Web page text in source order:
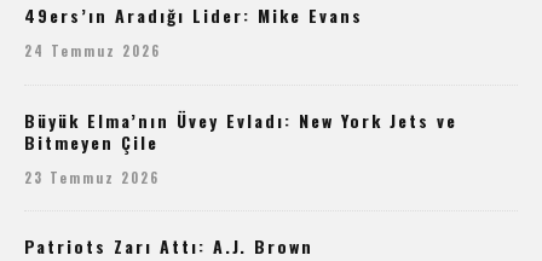
49ers’ın Aradığı Lider: Mike Evans
24 Temmuz 2026
Büyük Elma’nın Üvey Evladı: New York Jets ve
Bitmeyen Çile
23 Temmuz 2026
Patriots Zarı Attı: A.J. Brown